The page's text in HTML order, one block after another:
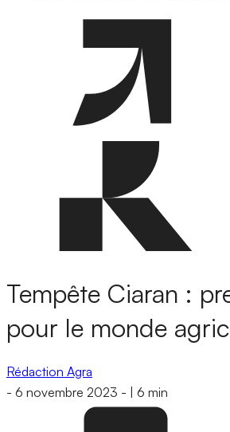
Tempête Ciaran :
pour le monde
Rédaction Agra
- 6 novembre 2023 - 6 min